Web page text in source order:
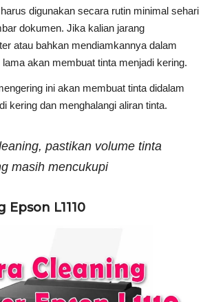
digunakan secara rutin minimal sehari
dokumen. Jika kalian jarang
atau bahkan mendiamkannya dalam
akan membuat tinta menjadi kering.
ini akan membuat tinta didalam
kering dan menghalangi aliran tinta.
pastikan volume tinta
masih mencukupi
Epson L1110